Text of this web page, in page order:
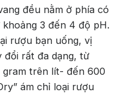
đều nằm ở phía có
3 đến 4 độ pH.
rượu bạn uống, vị
rất đa dạng, từ
gram trên lít- đến 600
ám chỉ loại rượu